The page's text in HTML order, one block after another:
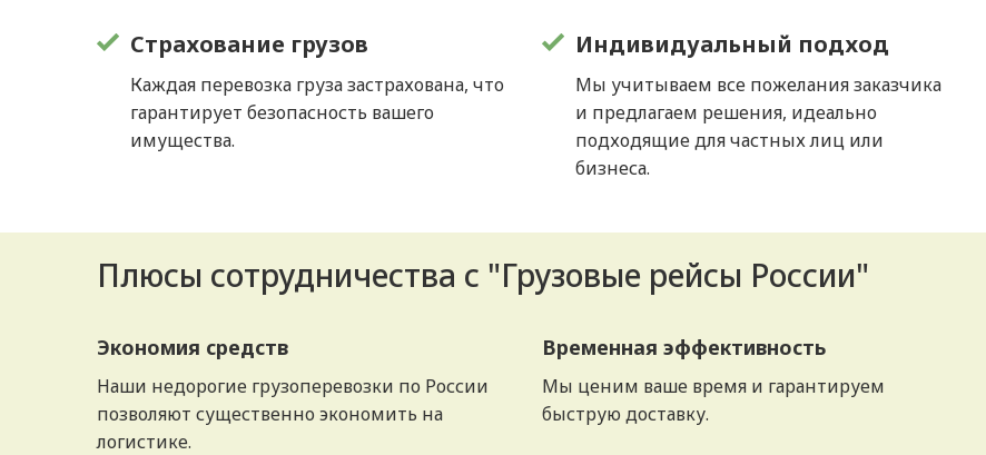
Страхование грузов
Каждая перевозка груза застрахована, что
гарантирует безопасность вашего
имущества.
Индивидуальный подход
Мы учитываем все пожелания заказчика
и предлагаем решения, идеально
подходящие для частных лиц или
бизнеса.
Плюсы сотрудничества с "Грузовые рейсы России"
Экономия средств
Наши недорогие грузоперевозки по России
позволяют существенно экономить на
логистике.
Временная эффективность
Мы ценим ваше время и гарантируем
быструю доставку.